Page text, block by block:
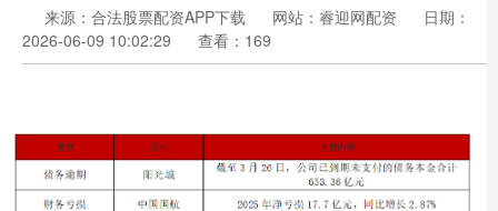
来源：合法股票配资APP下载 网站：睿迎网配资
日期：
2026-06-09 10:02:29
查看：169